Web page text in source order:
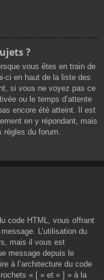
?
vous êtes en train de
ci en haut de la liste des
si vous ne voyez pas ce
ou le temps d’attente
encore été atteint. Il est
en y répondant, mais
du forum.
code HTML, vous offrant
L’utilisation du
mais il vous est
message depuis le
à l’architecture du code
« [ » et « ] » à la